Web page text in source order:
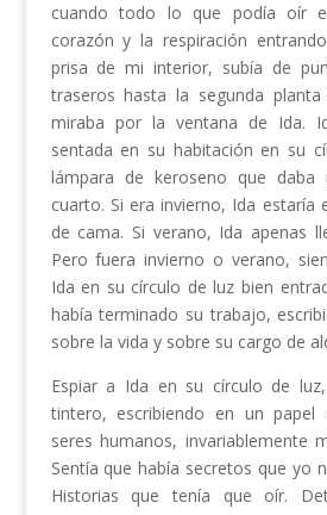
cuando todo lo que podía oír
corazón y la respiración
prisa de mi interior, subía de
traseros hasta la segunda
miraba por la ventana de Ida.
sentada en su habitación en su
lámpara de keroseno que
cuarto. Si era invierno, Ida estaría
de cama. Si verano, Ida apenas
Pero fuera invierno o verano,
Ida en su círculo de luz bien
había terminado su trabajo,
sobre la vida y sobre su cargo de
Espiar a Ida en su círculo de
tintero, escribiendo en un papel
seres humanos, invariablemente
Sentía que había secretos que yo
Historias que tenía que oír.